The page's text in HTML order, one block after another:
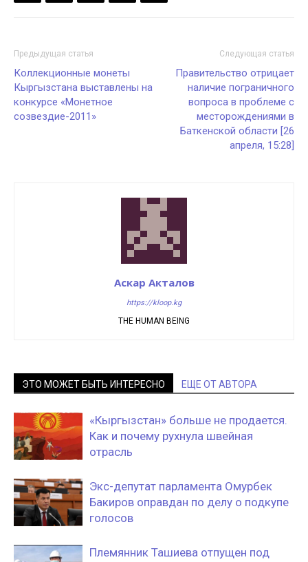
Предыдущая статья
Коллекционные монеты
Кыргызстана выставлены на
конкурсе «Монетное
созвездие-2011»
Следующая статья
Правительство отрицает
наличие пограничного
вопроса в проблеме с
месторождениями в
Баткенской области [26
апреля, 15:28]
Аскар Акталов
https://kloop.kg
THE HUMAN BEING
ЭТО МОЖЕТ БЫТЬ ИНТЕРЕСНО ЕЩЕ ОТ АВТОРА
«Кыргызстан» больше не продается.
Как и почему рухнула швейная
отрасль
Экс-депутат парламента Омурбек
Бакиров оправдан по делу о подкупе
голосов
Племянник Ташиева отпущен под